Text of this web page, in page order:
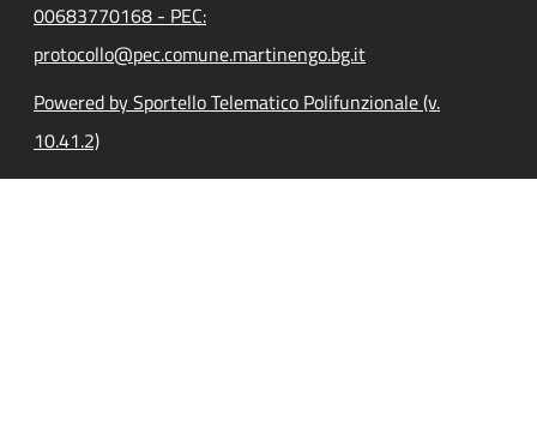
00683770168 - PEC:
protocollo@pec.comune.martinengo.bg.it
Powered by Sportello Telematico Polifunzionale (v.
10.41.2)